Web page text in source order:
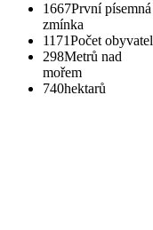
1667První písemná
zmínka
1171Počet obyvatel
298Metrů nad
mořem
740hektarů